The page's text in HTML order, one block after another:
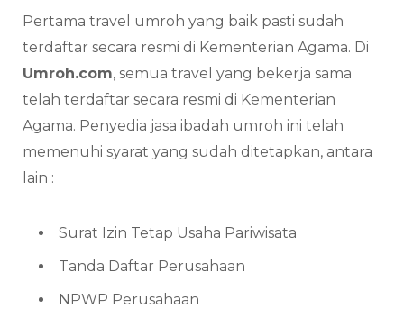
Pertama travel umroh yang baik pasti sudah
terdaftar secara resmi di Kementerian Agama. Di
Umroh.com, semua travel yang bekerja sama
telah terdaftar secara resmi di Kementerian
Agama. Penyedia jasa ibadah umroh ini telah
memenuhi syarat yang sudah ditetapkan, antara
lain :
Surat Izin Tetap Usaha Pariwisata
Tanda Daftar Perusahaan
NPWP Perusahaan